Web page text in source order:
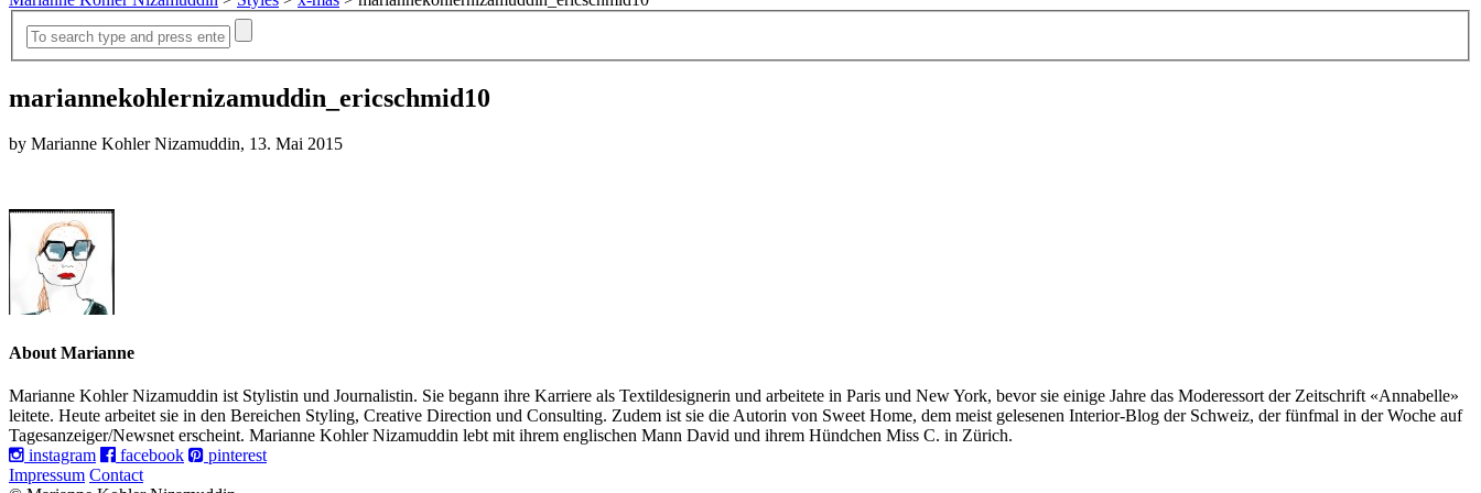
mariannekohlernizamuddin_ericschmid10
by Marianne Kohler Nizamuddin, 13. Mai 2015
About Marianne
Marianne Kohler Nizamuddin ist Stylistin und Journalistin. Sie begann ihre Karriere als Textildesignerin und arbeitete in Paris und New York, bevor sie einige Jahre das Moderessort der Zeitschrift «Annabelle»
leitete. Heute arbeitet sie in den Bereichen Styling, Creative Direction und Consulting. Zudem ist sie die Autorin von Sweet Home, dem meist gelesenen Interior-Blog der Schweiz, der fünfmal in der Woche auf
Tagesanzeiger/Newsnet erscheint. Marianne Kohler Nizamuddin lebt mit ihrem englischen Mann David und ihrem Hündchen Miss C. in Zürich.
instagram
facebook
pinterest
Impressum Contact